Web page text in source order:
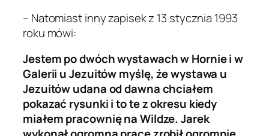
– Natomiast inny zapisek z 13 stycznia 1993
roku mówi:
Jestem po dwóch wystawach w Hornie i w
Galerii u Jezuitów myślę, że wystawa u
Jezuitów udana od dawna chciałem
pokazać rysunki i to te z okresu kiedy
miałem pracownię na Wildze. Jarek